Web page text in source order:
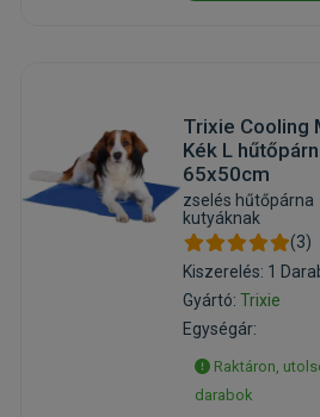
Trixie Cooling
Kék L
65x50cm
zselés hűtőpárna
kutyáknak
(3)
Kiszerelés: 1
Gyártó:Trixie
Egységár:
Raktáron,
darabok